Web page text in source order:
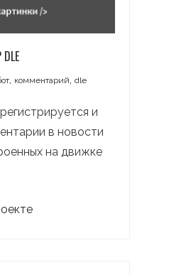
, комментарий dle
и
в новости
на движке